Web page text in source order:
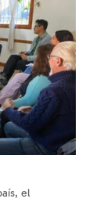
el